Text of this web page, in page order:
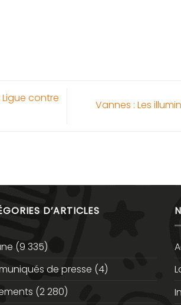
contre
Vannes : Les
D’ARTICLES
(9 335)
de presse (4)
(2 280)